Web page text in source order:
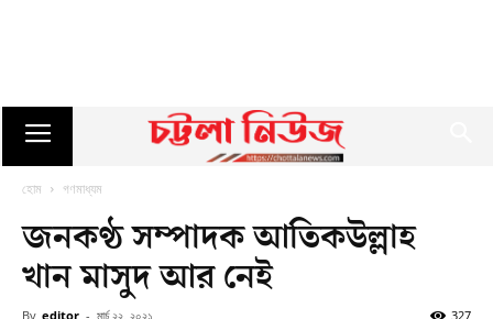
হোম গণমাধ্যম
জনকণ্ঠ সম্পাদক আতিকউল্লাহ
খান মাসুদ আর নেই
By editor - মার্চ ২২, ২০২১ 327